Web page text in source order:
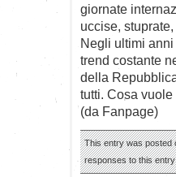
giornate
uccise,
Negli ultimi
trend costante
della
tutti. Cosa
(da Fanpage)
This entry was posted
responses to this